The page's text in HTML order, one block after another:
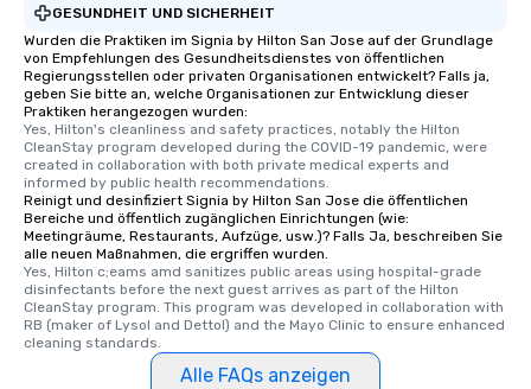
and your guests might not have
discovered otherwise on your own or
at a typical corporate dinner. We offer
a way to try some of the finest spots
in the city and dive into various
cuisines and dishes. All the pre-
selected dishes are curated to our
high standards to ensure they will
delight any palate. Tours Available
from Day to Night With any corporate
group experience, booking flexibility is
key. Whether you desire a tour during
business hours or early evening right
after work, we can coordinate with
you to provide options that fit your
GESUNDHEIT UND SICHERHEIT
Wurden die Praktiken im Signia by Hilton San Jose auf der Grundlage
von Empfehlungen des Gesundheitsdienstes von öffentlichen
Regierungsstellen oder privaten Organisationen entwickelt? Falls ja,
geben Sie bitte an, welche Organisationen zur Entwicklung dieser
Praktiken herangezogen wurden:
Yes, Hilton's cleanliness and safety practices, notably the Hilton
CleanStay program developed during the COVID-19 pandemic, were
created in collaboration with both private medical experts and
informed by public health recommendations.
Reinigt und desinfiziert Signia by Hilton San Jose die öffentlichen
Bereiche und öffentlich zugänglichen Einrichtungen (wie:
Meetingräume, Restaurants, Aufzüge, usw.)? Falls Ja, beschreiben Sie
alle neuen Maßnahmen, die ergriffen wurden.
Yes, Hilton c;eams amd sanitizes public areas using hospital-grade
disinfectants before the next guest arrives as part of the Hilton
CleanStay program. This program was developed in collaboration with
RB (maker of Lysol and Dettol) and the Mayo Clinic to ensure enhanced
cleaning standards.
Alle FAQs anzeigen